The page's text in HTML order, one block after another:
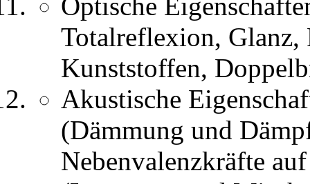
Optische
Totalreflexion, Glanz,
Kunststoffen,
Akustische
(Dämmung und
Nebenvalenzkräfte